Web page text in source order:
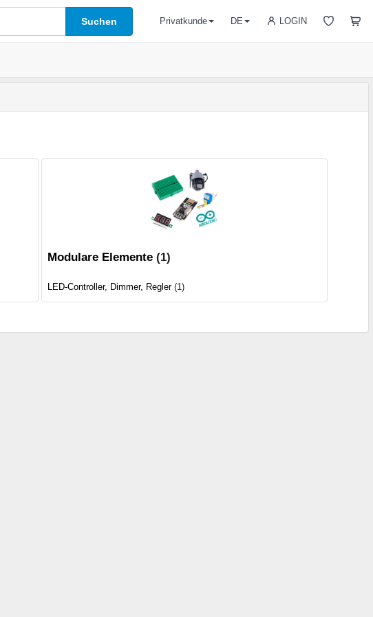
Suchen LOGIN
Privatkunde DE
Modulare Elemente (1)
LED-Controller, Dimmer, Regler(1)